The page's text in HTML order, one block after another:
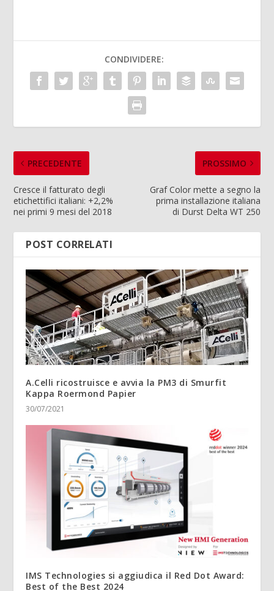
CONDIVIDERE:
PRECEDENTE
Cresce il fatturato degli
etichettifici italiani: +2,2%
nei primi 9 mesi del 2018
PROSSIMO
Graf Color mette a segno la
prima installazione italiana
di Durst Delta WT 250
POST CORRELATI
A.Celli ricostruisce e avvia la PM3 di Smurfit
Kappa Roermond Papier
30/07/2021
IMS Technologies si aggiudica il Red Dot Award:
Best of the Best 2024